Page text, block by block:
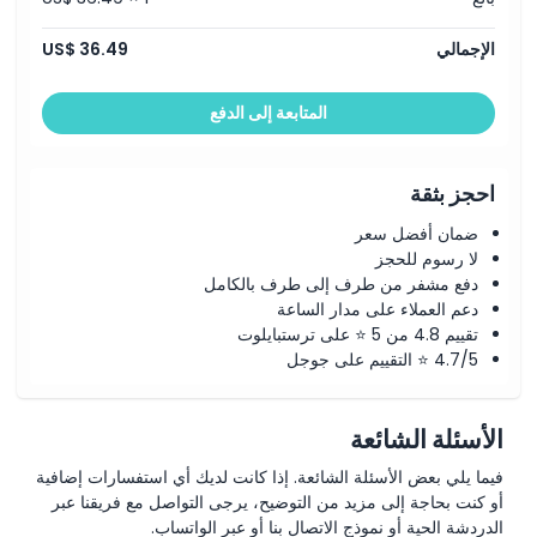
الإجمالي US$ 36.49
المتابعة إلى الدفع
احجز بثقة
ضمان أفضل سعر
لا رسوم للحجز
دفع مشفر من طرف إلى طرف بالكامل
دعم العملاء على مدار الساعة
تقييم 4.8 من 5 ⭐ على ترستبايلوت
4.7/5 ⭐ التقييم على جوجل
الأسئلة الشائعة
فيما يلي بعض الأسئلة الشائعة. إذا كانت لديك أي استفسارات إضافية
أو كنت بحاجة إلى مزيد من التوضيح، يرجى التواصل مع فريقنا عبر
الدردشة الحية أو نموذج الاتصال بنا أو عبر الواتساب.